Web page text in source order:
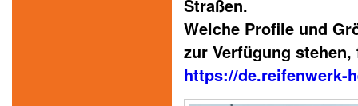
Straßen.
Welche Profile und
zur Verfügung
https://de.reifenwerk-